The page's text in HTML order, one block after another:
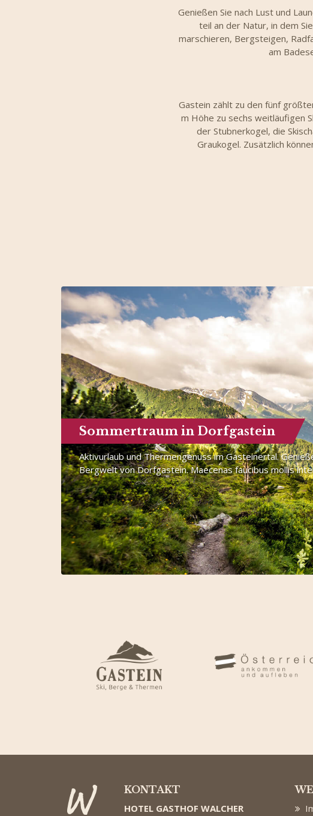
Genießen Sie nach Lust und
teil an der Natur, in dem
marschieren, Bergsteigen,
am
Gastein zählt zu den fünf
m Höhe zu sechs weitläufigen
der Stubnerkogel, die
Graukogel. Zusätzlich
Sommertraum in Dorfgastein
Aktivurlaub und Thermengenuss im Gasteinertal.
Bergwelt von Dorfgastein. Maecenas faucibus mollis
KONTAKT
HOTEL GASTHOF WALCHER